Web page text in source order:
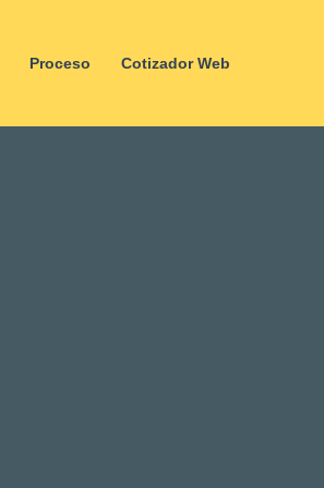
Proceso Cotizador Web